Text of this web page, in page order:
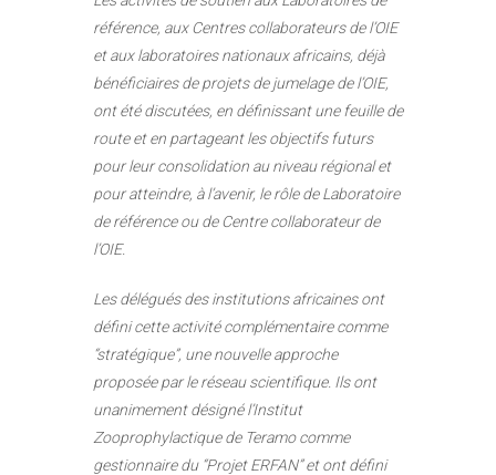
référence, aux Centres collaborateurs de l’OIE
et aux laboratoires nationaux africains, déjà
bénéficiaires de projets de jumelage de l’OIE,
ont été discutées, en définissant une feuille de
route et en partageant les objectifs futurs
pour leur consolidation au niveau régional et
pour atteindre, à l’avenir, le rôle de Laboratoire
de référence ou de Centre collaborateur de
l’OIE.
Les délégués des institutions africaines ont
défini cette activité complémentaire comme
“stratégique”, une nouvelle approche
proposée par le réseau scientifique. Ils ont
unanimement désigné l’Institut
Zooprophylactique de Teramo comme
gestionnaire du “Projet ERFAN” et ont défini